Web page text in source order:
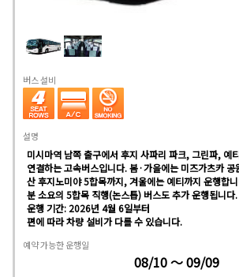
버스 설비
설명
미시마역 남쪽 출구에서 후지 사파리 파크, 그린파, 예
연결하는 고속버스입니다. 봄·가을에는 미즈가츠카
산 후지노미야 5합목까지, 겨울에는 예티까지 운행합
분 소요의 5합목 직행(논스톱) 버스도 추가 운행됩니다.
운행 기간: 2026년 4월 6일부터
편에 따라 차량 설비가 다를 수 있습니다.
예약 가능한 운행일
08/10 ～ 09/09